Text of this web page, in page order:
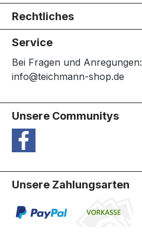
Rechtliches
Service
Bei Fragen und Anregungen:
info@teichmann-shop.de
Unsere Communitys
Unsere Zahlungsarten